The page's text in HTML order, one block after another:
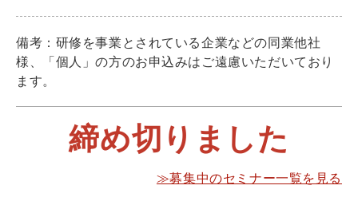
備考：研修を事業とされている企業などの同業他社
様、「個人」の方のお申込みはご遠慮いただいており
ます。
締め切りました
≫募集中のセミナー一覧を見る